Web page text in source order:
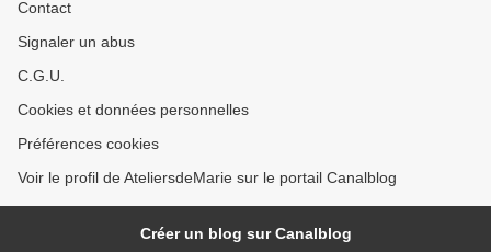
Contact
Signaler un abus
C.G.U.
Cookies et données personnelles
Préférences cookies
Voir le profil de AteliersdeMarie sur le portail Canalblog
Créer un blog sur Canalblog